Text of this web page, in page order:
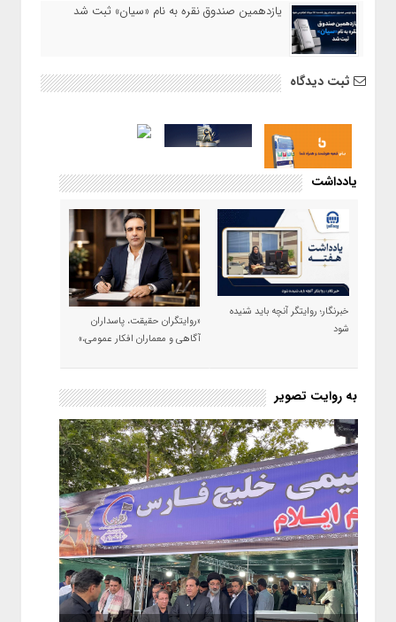
یازدهمین صندوق نقره به نام «سیان» ثبت شد
ثبت دیدگاه
یادداشت
خبرنگار؛ روایتگر آنچه باید شنیده
شود
«روایتگران حقیقت، پاسداران
آگاهی و معماران افکار عمومی،»
به روایت تصویر